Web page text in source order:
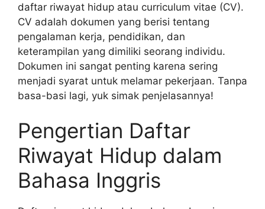
daftar riwayat hidup atau curriculum vitae (CV).
CV adalah dokumen yang berisi tentang
pengalaman kerja, pendidikan, dan
keterampilan yang dimiliki seorang individu.
Dokumen ini sangat penting karena sering
menjadi syarat untuk melamar pekerjaan. Tanpa
basa-basi lagi, yuk simak penjelasannya!
Pengertian Daftar
Riwayat Hidup dalam
Bahasa Inggris